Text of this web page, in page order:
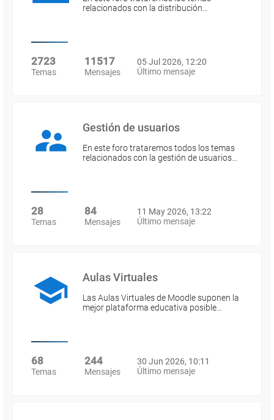
relacionados con la distribución…
2723
Temas
11517
Mensajes
05 Jul 2026, 12:20
Último mensaje
Gestión de usuarios
En este foro trataremos todos los temas
relacionados con la gestión de usuarios…
28
Temas
84
Mensajes
11 May 2026, 13:22
Último mensaje
Aulas Virtuales
Las Aulas Virtuales de Moodle suponen la
mejor plataforma educativa posible…
68
Temas
244
Mensajes
30 Jun 2026, 10:11
Último mensaje